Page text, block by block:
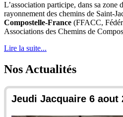
L’association participe, dans sa zone
rayonnement des chemins de Saint-
Compostelle-France (FFACC,
Associations des Chemins de
Lire la suite...
Nos Actualités
Jeudi Jacquaire 6 aout